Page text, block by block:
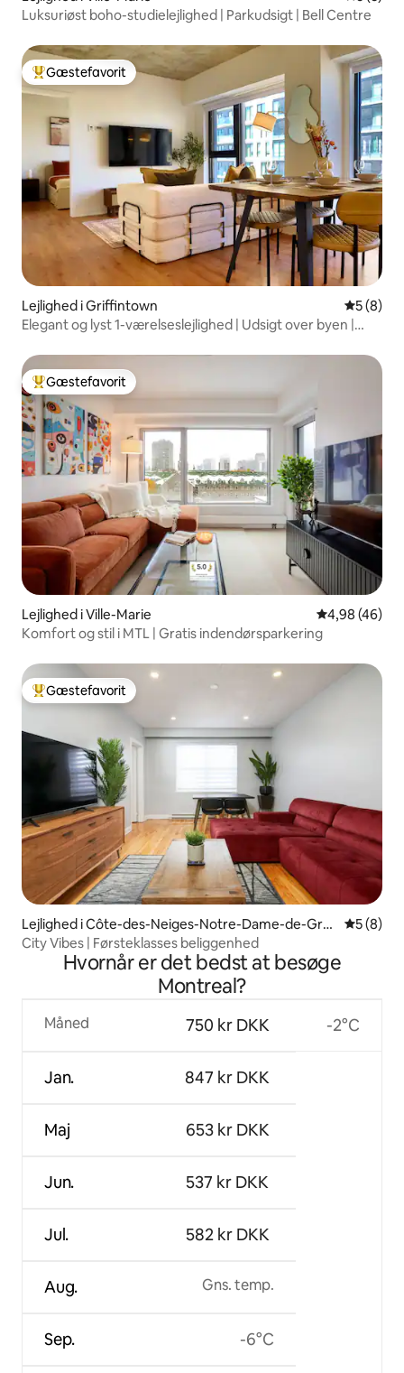
Luksuriøst boho-studielejlighed | Parkudsigt | Bell Centre
Bedste gæstefavorit
Gæstefavorit
Lejlighed i Griffintown 5 ud af 5
5 (8)
Elegant og lyst 1-værelseslejlighed | Udsigt over byen |
Bedste gæstefavorit
Gæstefavorit
Lejlighed i Ville-Marie 4,98 ud af 5 i
4,98 (46)
Komfort og stil i MTL | Gratis indendørsparkering
Bedste gæstefavorit
Gæstefavorit
Lejlighed i Côte-des-Neiges-Notre-Dame-de-Grác
e
5 ud af 5
5 (8)
City Vibes | Førsteklasses beliggenhed
Hvornår er det bedst at besøge
Montreal?
Måned
Jan.
Maj
Jun.
Jul.
Aug.
Sep.
750 kr DKK
847 kr DKK
653 kr DKK
537 kr DKK
582 kr DKK
Gns. temp.
-6°C
-2°C